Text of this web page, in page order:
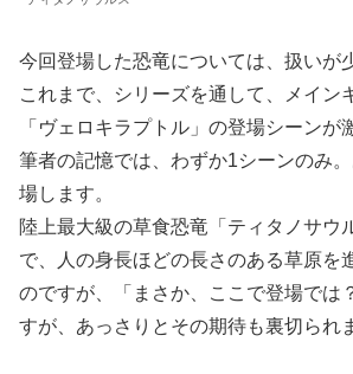
今回登場した恐竜については、扱いが
これまで、シリーズを通して、メイン
「ヴェロキラプトル」の登場シーンが
筆者の記憶では、わずか1シーンのみ
場します。
陸上最大級の草食恐竜「ティタノサウ
で、人の身長ほどの長さのある草原を
のですが、「まさか、ここで登場では
すが、あっさりとその期待も裏切られ